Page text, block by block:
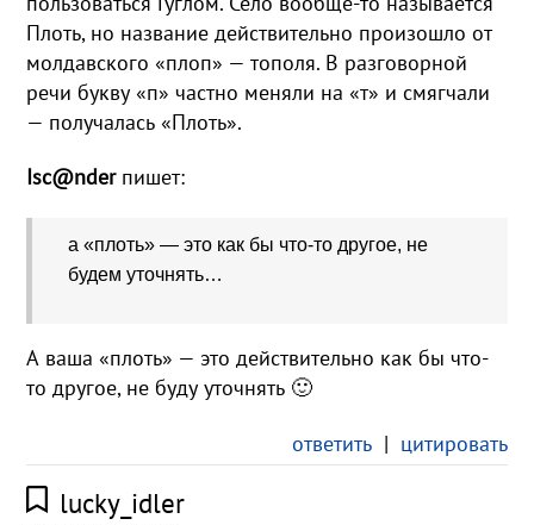
Плоть, но название действительно произошло от
молдавского «плоп» — тополя. В разговорной
речи букву «п» частно меняли на «т» и смягчали
— получалась «Плоть».
Isc@nderпишет:
а «плоть» — это как бы что-то другое, не
будем уточнять…
А ваша «плоть» — это действительно как бы что-
то другое, не буду уточнять 🙂
ответить| цитировать
lucky_idler